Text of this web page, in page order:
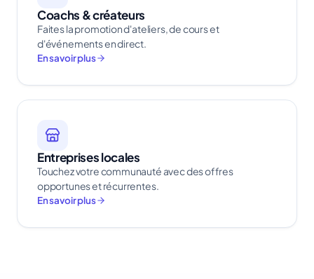
Coachs & créateurs
Faites la promotion d'ateliers, de cours et
d'événements en direct.
En savoir plus
Entreprises locales
Touchez votre communauté avec des offres
opportunes et récurrentes.
En savoir plus